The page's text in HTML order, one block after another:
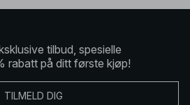
tilbud, spesielle
rabatt på ditt første kjøp!
TILMELD DIG